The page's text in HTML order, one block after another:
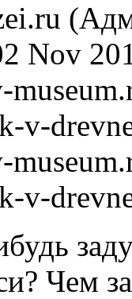
Nov
v-
v-
Чем